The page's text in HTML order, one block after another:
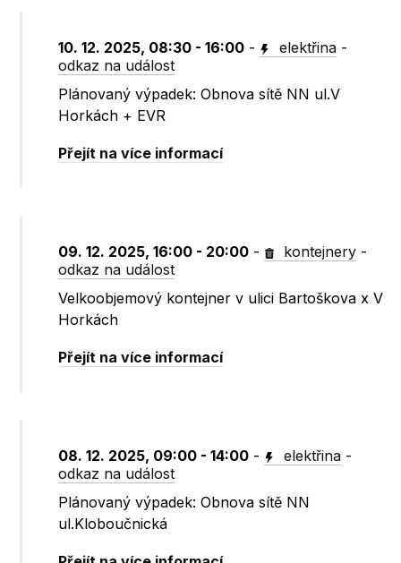
10. 12. 2025, 08:30 - 16:00 - elektřina -
odkaz na událost
Plánovaný výpadek: Obnova sítě NN ul.V
Horkách + EVR
Přejít na více informací
09. 12. 2025, 16:00 - 20:00 - kontejnery -
odkaz na událost
Velkoobjemový kontejner v ulici Bartoškova x V
Horkách
Přejít na více informací
08. 12. 2025, 09:00 - 14:00 - elektřina -
odkaz na událost
Plánovaný výpadek: Obnova sítě NN
ul.Kloboučnická